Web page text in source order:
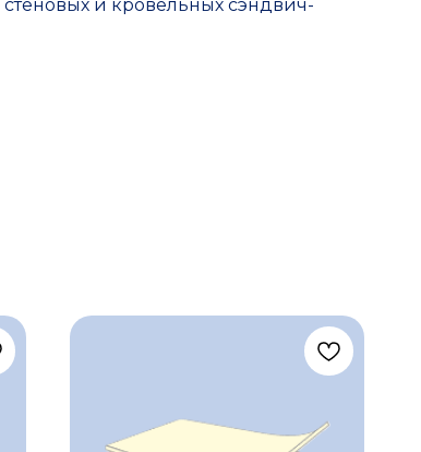
и кровельных сэндвич-